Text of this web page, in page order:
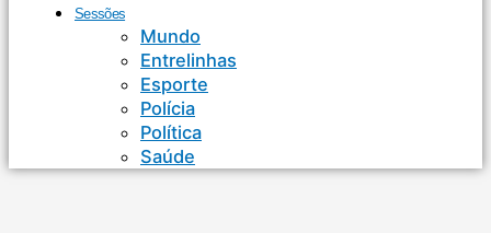
Sessões
Mundo
Entrelinhas
Esporte
Polícia
Política
Saúde